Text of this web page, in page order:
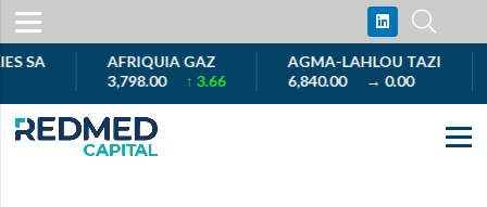
AFRIQUIA GAZ
3,798.00↑ 3.66
AGMA-LAHLOU TAZI
6,840.00→ 0.00